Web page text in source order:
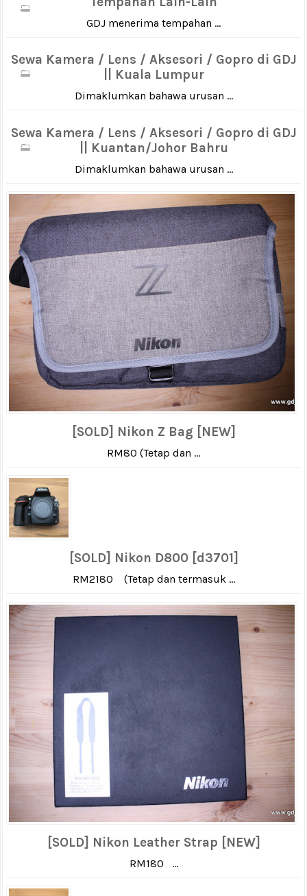
GDJ menerima tempahan ...
Sewa Kamera / Lens / Aksesori / Gopro di GDJ
|| Kuala Lumpur
Dimaklumkan bahawa urusan ...
Sewa Kamera / Lens / Aksesori / Gopro di GDJ
|| Kuantan/Johor Bahru
Dimaklumkan bahawa urusan ...
[SOLD] Nikon Z Bag [NEW]
RM80 (Tetap dan ...
[SOLD] Nikon D800 [d3701]
RM2180 (Tetap dan termasuk ...
[SOLD] Nikon Leather Strap [NEW]
RM180 ...